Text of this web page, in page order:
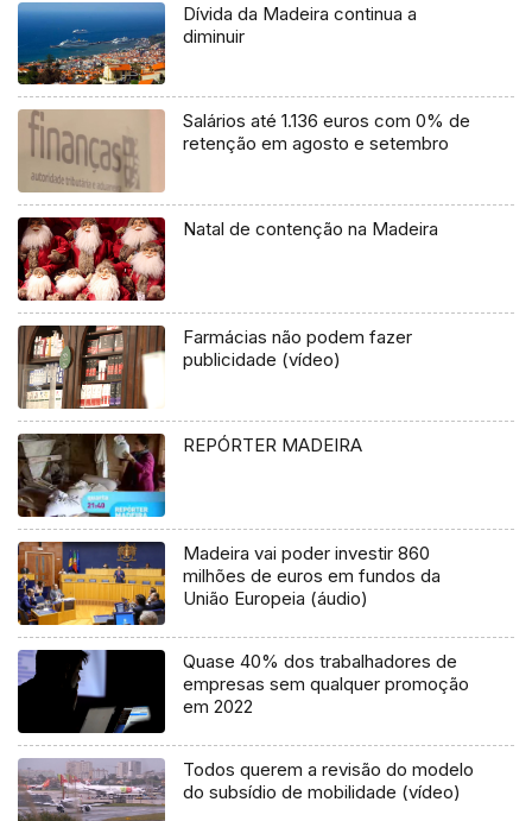
Dívida da Madeira continua a
diminuir
Salários até 1.136 euros com 0% de
retenção em agosto e setembro
Natal de contenção na Madeira
Farmácias não podem fazer
publicidade (vídeo)
REPÓRTER MADEIRA
Madeira vai poder investir 860
milhões de euros em fundos da
União Europeia (áudio)
Quase 40% dos trabalhadores de
empresas sem qualquer promoção
em 2022
Todos querem a revisão do modelo
do subsídio de mobilidade (vídeo)